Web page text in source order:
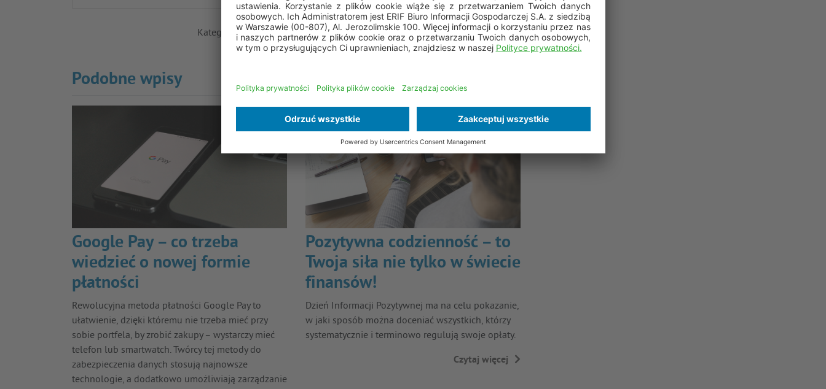
Kategoria:E-zakupy Udostępnij na:
Podobne wpisy
Google Pay – co trzeba
wiedzieć o nowej formie
płatności
Rewolucyjna metoda płatności Google Pay to
ułatwienie, dzięki któremu nie trzeba mieć przy
sobie portfela, by zrobić zakupy – wystarczy mieć
telefon lub smartwatch. Twórcy tej metody do
zabezpieczenia danych stosują najnowsze
technologie, a dodatkowo umożliwiają zarządzanie
Pozytywna codzienność – to
Twoja siła nie tylko w świecie
finansów!
Dzień Informacji Pozytywnej ma na celu pokazanie,
w jaki sposób można doceniać wszystkich, którzy
systematycznie i terminowo regulują swoje opłaty.
Czytaj więcej